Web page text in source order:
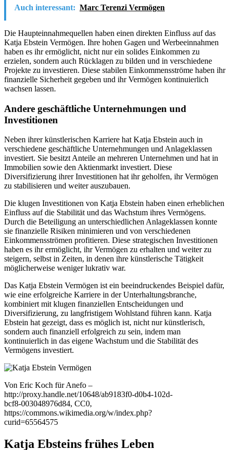
Auch interessant: Marc Terenzi Vermögen
Die Haupteinnahmequellen haben einen direkten Einfluss auf das
Katja Ebstein Vermögen. Ihre hohen Gagen und Werbeeinnahmen
haben es ihr ermöglicht, nicht nur ein solides Einkommen zu
erzielen, sondern auch Rücklagen zu bilden und in verschiedene
Projekte zu investieren. Diese stabilen Einkommensströme haben ihr
finanzielle Sicherheit gegeben und ihr Vermögen kontinuierlich
wachsen lassen.
Andere geschäftliche Unternehmungen und
Investitionen
Neben ihrer künstlerischen Karriere hat Katja Ebstein auch in
verschiedene geschäftliche Unternehmungen und Anlageklassen
investiert. Sie besitzt Anteile an mehreren Unternehmen und hat in
Immobilien sowie den Aktienmarkt investiert. Diese
Diversifizierung ihrer Investitionen hat ihr geholfen, ihr Vermögen
zu stabilisieren und weiter auszubauen.
Die klugen Investitionen von Katja Ebstein haben einen erheblichen
Einfluss auf die Stabilität und das Wachstum ihres Vermögens.
Durch die Beteiligung an unterschiedlichen Anlageklassen konnte
sie finanzielle Risiken minimieren und von verschiedenen
Einkommensströmen profitieren. Diese strategischen Investitionen
haben es ihr ermöglicht, ihr Vermögen zu erhalten und weiter zu
steigern, selbst in Zeiten, in denen ihre künstlerische Tätigkeit
möglicherweise weniger lukrativ war.
Das Katja Ebstein Vermögen ist ein beeindruckendes Beispiel dafür,
wie eine erfolgreiche Karriere in der Unterhaltungsbranche,
kombiniert mit klugen finanziellen Entscheidungen und
Diversifizierung, zu langfristigem Wohlstand führen kann. Katja
Ebstein hat gezeigt, dass es möglich ist, nicht nur künstlerisch,
sondern auch finanziell erfolgreich zu sein, indem man
kontinuierlich in das eigene Wachstum und die Stabilität des
Vermögens investiert.
Von Eric Koch für Anefo –
http://proxy.handle.net/10648/ab9183f0-d0b4-102d-
bcf8-003048976d84, CC0,
https://commons.wikimedia.org/w/index.php?
curid=65564575
Katja Ebsteins frühes Leben